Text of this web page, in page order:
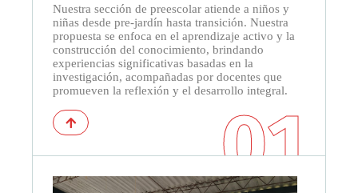
Nuestra sección de preescolar atiende a niños y
niñas desde pre-jardín hasta transición. Nuestra
propuesta se enfoca en el aprendizaje activo y la
construcción del conocimiento, brindando
experiencias significativas basadas en la
investigación, acompañadas por docentes que
promueven la reflexión y el desarrollo integral.
01